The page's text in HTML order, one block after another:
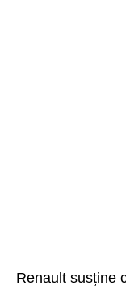
Renault susține